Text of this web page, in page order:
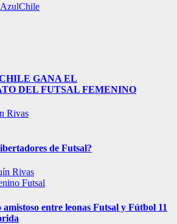
GANA EL
DEL FUTSAL FEMENINO
Rivas
de Futsal?
Rivas
Futsal
entre leonas Futsal y Fútbol 11